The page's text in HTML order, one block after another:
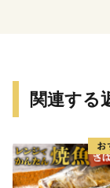
関連する